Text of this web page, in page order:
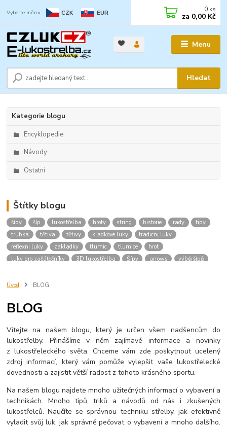
Menu
CZK EUR
Hledat
0 ks
za 0,00 Kč
Kategorie blogu
Encyklopedie
Návody
Ostatní
Štítky blogu
šípy šíp lukostřelba hroty string historie rady
tipy
trubka
tětiva tětivy kladkove luky
tradicni luky
reflexni luky
zakladky tlumic tlumice
hrot
luky pro začátečníky
3D lukostřelba Šípy arrows
výběršípů
kuše
střelba
luky
prislusenstvi
Úvod BLOG
BLOG
Vítejte na našem blogu, který je určen všem nadšencům do
lukostřelby. Přinášíme v něm zajímavé informace a novinky
z lukostřeleckého světa. Chceme vám zde poskytnout ucelený
zdroj informací, který vám pomůže vylepšit vaše lukostřelecké
dovednosti a zajistit větší radost z tohoto krásného sportu.
Na našem blogu najdete mnoho užitečných informací o vybavení a
technikách. Mnoho tipů, triků a návodů od nás i zkušených
lukostřelců. Naučíte se správnou techniku střelby, jak efektivně
vyladit svůj luk, jak správně pečovat o vybavení a mnoho dalšího.